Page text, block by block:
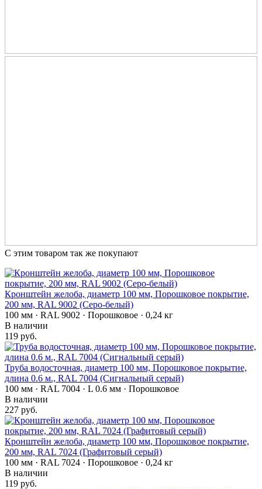
С этим товаром так же покупают
Кронштейн желоба, диаметр 100 мм, Порошковое покрытие,
200 мм, RAL 9002 (Серо-белый)
100 мм · RAL 9002 · Порошковое · 0,24 кг
В наличии
119 руб.
Труба водосточная, диаметр 100 мм, Порошковое покрытие,
длина 0.6 м., RAL 7004 (Сигнальный серый)
100 мм · RAL 7004 · L 0.6 мм · Порошковое
В наличии
227 руб.
Кронштейн желоба, диаметр 100 мм, Порошковое покрытие,
200 мм, RAL 7024 (Графитовый серый)
100 мм · RAL 7024 · Порошковое · 0,24 кг
В наличии
119 руб.